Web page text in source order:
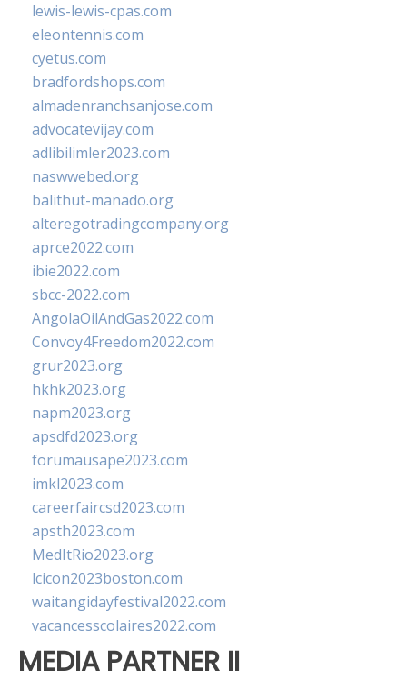
lewis-lewis-cpas.com
eleontennis.com
cyetus.com
bradfordshops.com
almadenranchsanjose.com
advocatevijay.com
adlibilimler2023.com
naswwebed.org
balithut-manado.org
alteregotradingcompany.org
aprce2022.com
ibie2022.com
sbcc-2022.com
AngolaOilAndGas2022.com
Convoy4Freedom2022.com
grur2023.org
hkhk2023.org
napm2023.org
apsdfd2023.org
forumausape2023.com
imkl2023.com
careerfaircsd2023.com
apsth2023.com
MedItRio2023.org
lcicon2023boston.com
waitangidayfestival2022.com
vacancesscolaires2022.com
MEDIA PARTNER II